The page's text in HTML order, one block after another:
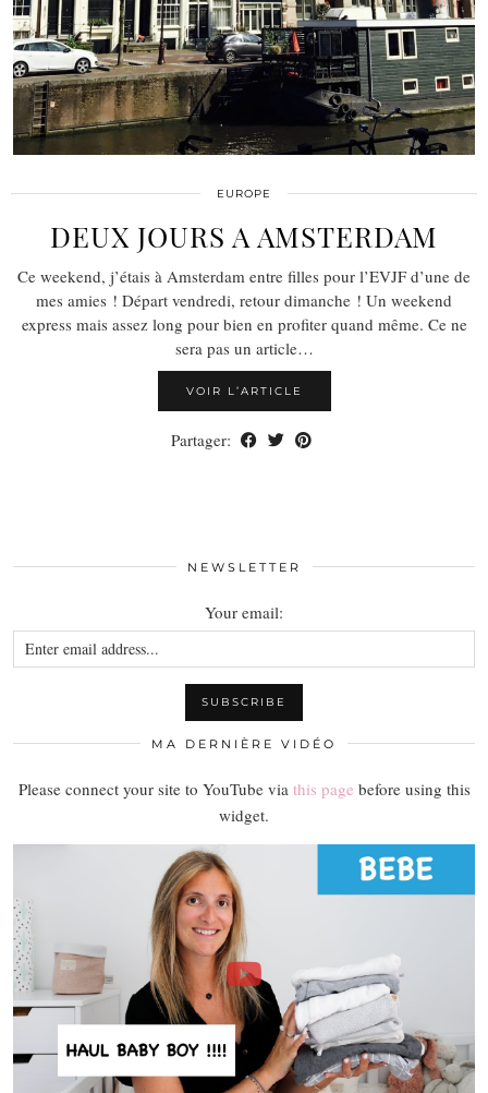
EUROPE
DEUX JOURS A AMSTERDAM
Ce weekend, j’étais à Amsterdam entre filles pour l’EVJF d’une de
mes amies ! Départ vendredi, retour dimanche ! Un weekend
express mais assez long pour bien en profiter quand même. Ce ne
sera pas un article…
VOIR L’ARTICLE
Partager:
NEWSLETTER
Your email:
MA DERNIÈRE VIDÉO
Please connect your site to YouTube via this page before using this
widget.